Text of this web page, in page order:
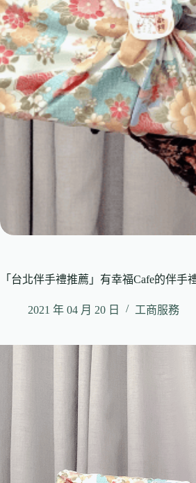
「台北伴手禮推薦」有幸福Cafe的伴
2021 年 04 月 20 日 工商服務